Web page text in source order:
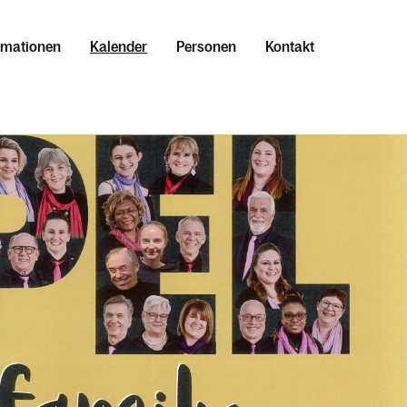
Kalender Personen Kontakt